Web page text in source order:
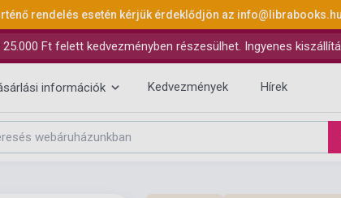
rendelés esetén kérjük érdeklődjön az info@librabooks.hu
Ft felett kedvezményben részesülhet. Ingyenes
információk Kedvezmények Hírek